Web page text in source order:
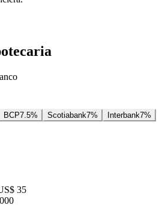
BCP7.5% Scotiabank7% Interbank7%
35